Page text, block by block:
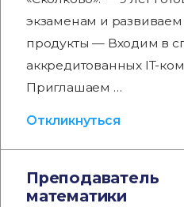
экзаменам и
продукты — Входим в
аккредитованных IT-
Приглашаем …
Откликнуться
Преподаватель
математики